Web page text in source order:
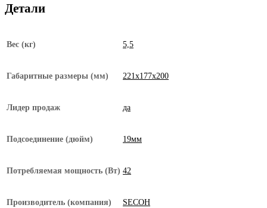
Детали
Вес (кг) 5,5
Габаритные размеры (мм) 221х177х200
Лидер продаж да
Подсоединение (дюйм) 19мм
Потребляемая мощность (Вт) 42
Производитель (компания) SECOH